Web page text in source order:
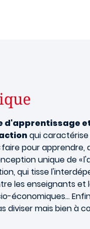
d'apprentissage
qui
pour apprendre,
unique de «
qui tisse
les enseignants et
économiques…
diviser mais bien à